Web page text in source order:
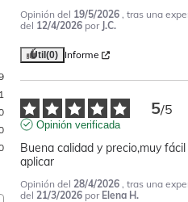
1
Opinión del 19/5/2026 , tras una
del 12/4/2026 por J.C.
Útil (0) Informe
5/5
Opinión verificada
Buena calidad y precio,muy
aplicar
Opinión del 28/4/2026 , tras una
del 21/3/2026 por Elena H.